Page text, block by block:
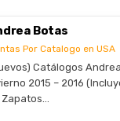
Botas
Por Catalogo en USA
Catálogos
2015 – 2016
Zapatos…